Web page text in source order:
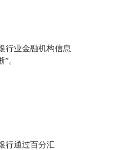
行业金融机构信息
。
行通过百分汇